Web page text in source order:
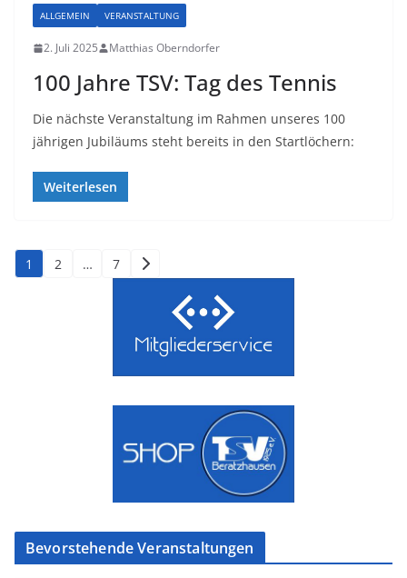
ALLGEMEIN VERANSTALTUNG
2. Juli 2025 Matthias Oberndorfer
100 Jahre TSV: Tag des Tennis
Die nächste Veranstaltung im Rahmen unseres 100
jährigen Jubiläums steht bereits in den Startlöchern:
Weiterlesen
Seitennummerierung
1 2 … 7
Bevorstehende Veranstaltungen